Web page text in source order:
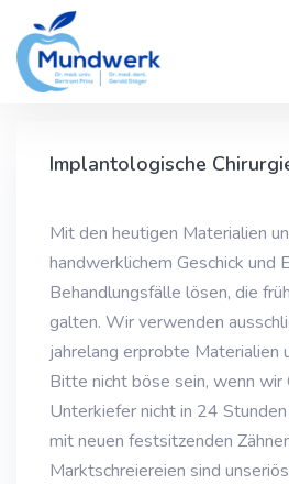
Implantologische
Mit den heutigen Materialien
handwerklichem Geschick und
Behandlungsfälle lösen, die
galten. Wir verwenden
jahrelang erprobte Materialien
Bitte nicht böse sein, wenn wir
Unterkiefer nicht in 24
mit neuen festsitzenden
Marktschreiereien sind